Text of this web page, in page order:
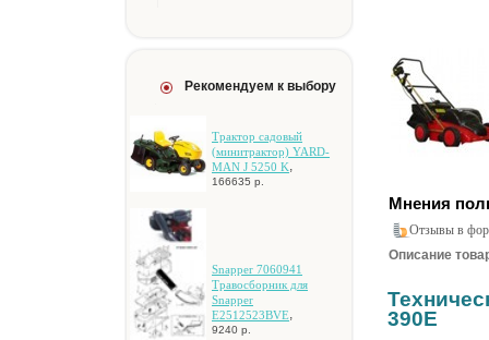
Рекомендуем к выбору
Tpaктop caдoвый
(минитpaктop) YARD-
MAN J 5250 K,
166635 р.
Snapper 7060941
Tpaвocбopник для
Snapper
E2512523BVE,
9240 р.
Мнения
Отзывы в
Описание
390E